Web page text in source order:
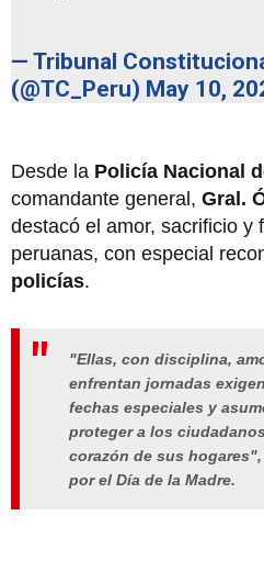
— Tribunal
(@TC_Peru) May 10,
Desde la Policía Nacional
comandante general, Gral.
destacó el amor, sacrificio y
peruanas, con especial
policías.
"Ellas, con disciplina,
enfrentan jornadas
fechas especiales y
proteger a los
corazón de sus
por el Día de la Madre.